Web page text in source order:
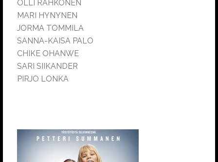
OLLI RAHKONEN
MARI HYNYNEN
JORMA TOMMILA
SANNA-KAISA PALO
CHIKE OHANWE
SARI SIIKANDER
PIRJO LONKA